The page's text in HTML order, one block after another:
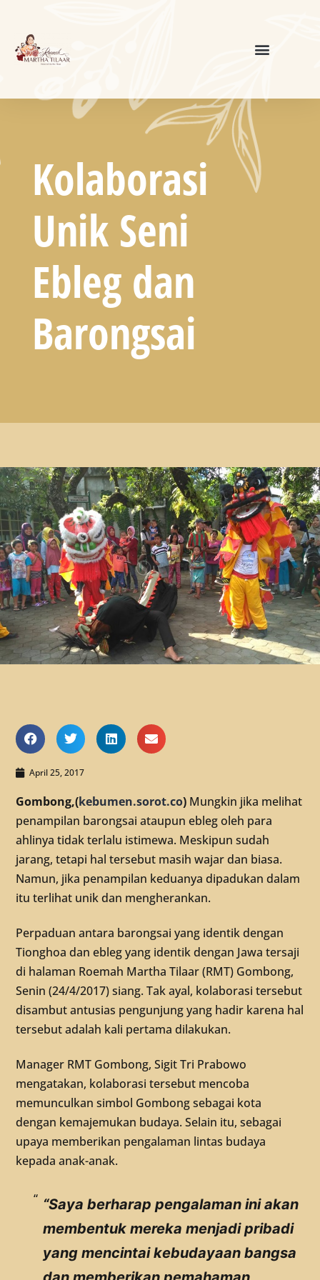
Kolaborasi
Unik Seni
Ebleg dan
Barongsai
April 25, 2017
Gombong,(kebumen.sorot.co) Mungkin jika melihat
penampilan barongsai ataupun ebleg oleh para
ahlinya tidak terlalu istimewa. Meskipun sudah
jarang, tetapi hal tersebut masih wajar dan biasa.
Namun, jika penampilan keduanya dipadukan dalam
itu terlihat unik dan mengherankan.
Perpaduan antara barongsai yang identik dengan
Tionghoa dan ebleg yang identik dengan Jawa tersaji
di halaman Roemah Martha Tilaar (RMT) Gombong,
Senin (24/4/2017) siang. Tak ayal, kolaborasi tersebut
disambut antusias pengunjung yang hadir karena hal
tersebut adalah kali pertama dilakukan.
Manager RMT Gombong, Sigit Tri Prabowo
mengatakan, kolaborasi tersebut mencoba
memunculkan simbol Gombong sebagai kota
dengan kemajemukan budaya. Selain itu, sebagai
upaya memberikan pengalaman lintas budaya
kepada anak-anak.
“Saya berharap pengalaman ini akan
membentuk mereka menjadi pribadi
yang mencintai kebudayaan bangsa